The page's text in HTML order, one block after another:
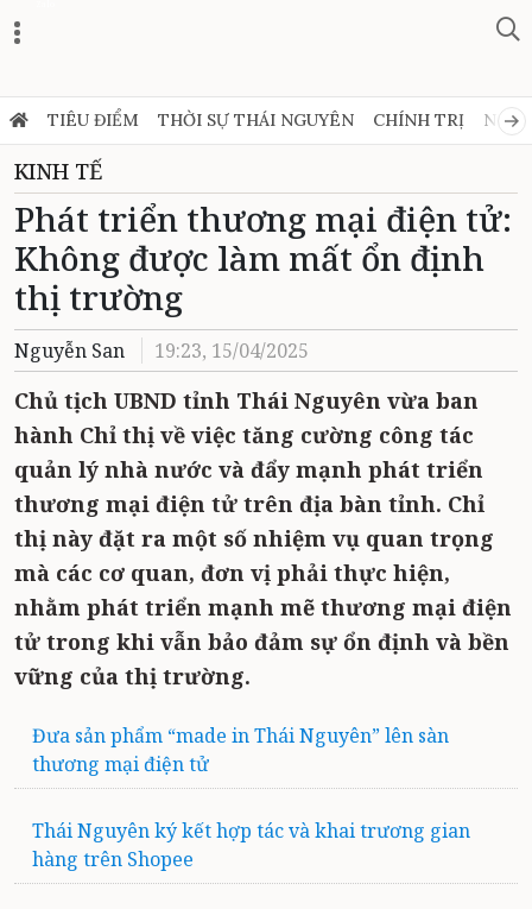
TIÊU ĐIỂM THỜI SỰ THÁI NGUYÊN CHÍNH TRỊ NGHỊ
KINH TẾ
Phát triển thương mại điện tử:
Không được làm mất ổn định
thị trường
Nguyễn San 19:23, 15/04/2025
Chủ tịch UBND tỉnh Thái Nguyên vừa ban
hành Chỉ thị về việc tăng cường công tác
quản lý nhà nước và đẩy mạnh phát triển
thương mại điện tử trên địa bàn tỉnh. Chỉ
thị này đặt ra một số nhiệm vụ quan trọng
mà các cơ quan, đơn vị phải thực hiện,
nhằm phát triển mạnh mẽ thương mại điện
tử trong khi vẫn bảo đảm sự ổn định và bền
vững của thị trường.
Đưa sản phẩm “made in Thái Nguyên” lên sàn
thương mại điện tử
Thái Nguyên ký kết hợp tác và khai trương gian
hàng trên Shopee